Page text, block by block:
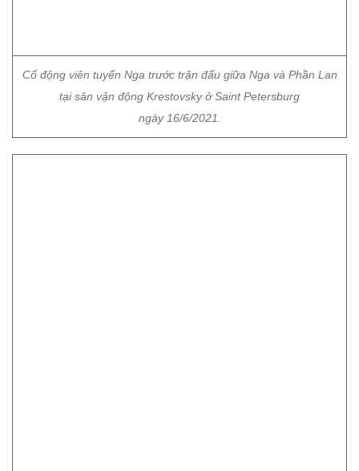
Cổ động viên tuyển Nga trước trận đấu giữa Nga và Phần Lan
tại sân vận động Krestovsky ở Saint Petersburg
ngày 16/6/2021.